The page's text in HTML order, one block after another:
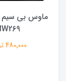
ماوس بی سیم
480,000 تومان